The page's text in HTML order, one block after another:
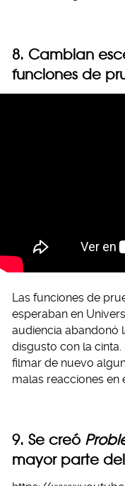
8. Cambian
funciones de
Las funciones de
esperaban en
audiencia abandonó
disgusto con la
filmar de nuevo
malas reacciones en
9. Se creó
mayor parte